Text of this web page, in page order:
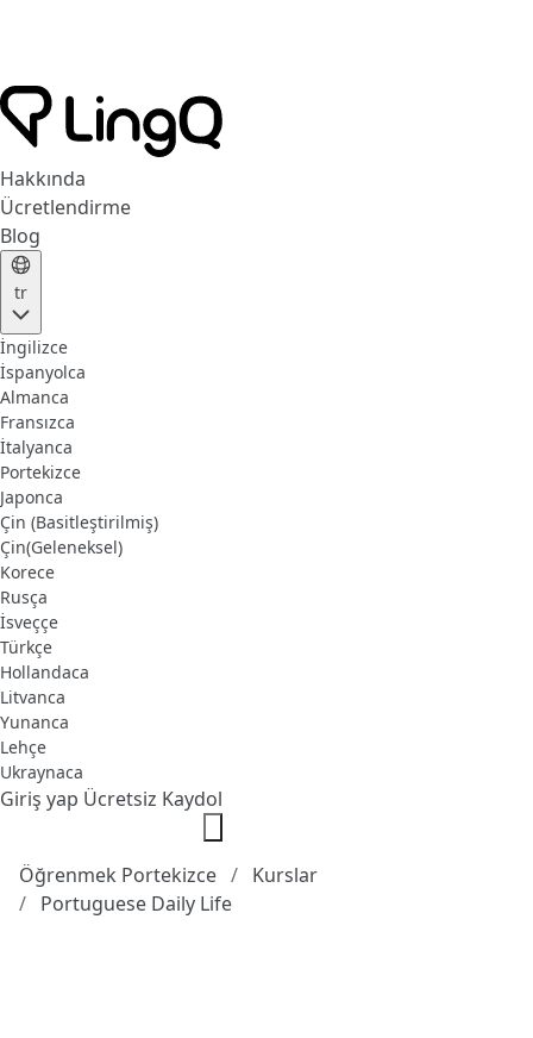
Hakkında
Ücretlendirme
Blog
tr
İngilizce
İspanyolca
Almanca
Fransızca
İtalyanca
Portekizce
Japonca
Çin (Basitleştirilmiş)
Çin(Geleneksel)
Korece
Rusça
İsveççe
Türkçe
Hollandaca
Litvanca
Yunanca
Lehçe
Ukraynaca
Giriş yap Ücretsiz Kaydol
Öğrenmek Portekizce
Kurslar
Portuguese Daily Life